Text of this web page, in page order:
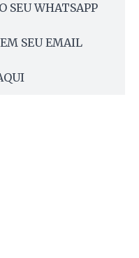
SEU WHATSAPP
SEU EMAIL